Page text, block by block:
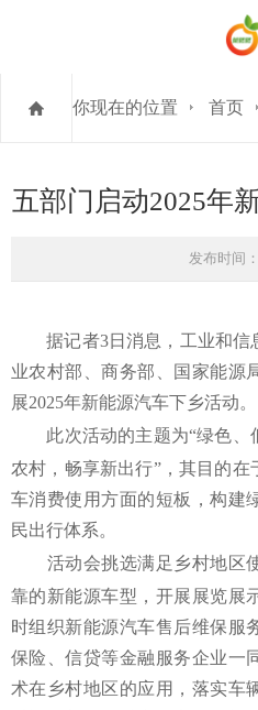
你现在的位置 首页
五部门启动2025年
发布时间
据记者3日消息，工业和信
业农村部、商务部、国家能源
展2025年新能源汽车下乡活动。
此次活动的主题为“绿色
农村，畅享新出行”，其目的
车消费使用方面的短板，构建
民出行体系。
活动会挑选满足乡村地区
靠的新能源车型，开展展览展
时组织新能源汽车售后维保服
保险、信贷等金融服务企业一
术在乡村地区的应用，落实车